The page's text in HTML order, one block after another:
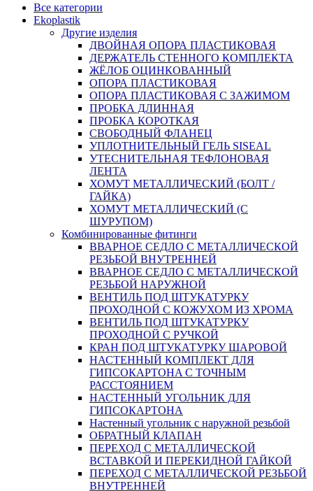
Все категории
Ekoplastik
Другие изделия
ДВОЙНАЯ ОПОРА ПЛАСТИКОВАЯ
ДЕРЖАТЕЛЬ СТЕННОГО КОМПЛЕКТА
ЖЁЛОБ ОЦИНКОВАННЫЙ
ОПОРА ПЛАСТИКОВАЯ
ОПОРА ПЛАСТИКОВАЯ С ЗАЖИМОМ
ПРОБКА ДЛИННАЯ
ПРОБКА КОРОТКАЯ
СВОБОДНЫЙ ФЛАНЕЦ
УПЛОТНИТЕЛЬНЫЙ ГЕЛЬ SISEAL
УТЕСНИТЕЛЬНАЯ ТЕФЛОНОВАЯ
ЛЕНТА
ХОМУТ МЕТАЛЛИЧЕСКИЙ (БОЛТ /
ГАЙКА)
ХОМУТ МЕТАЛЛИЧЕСКИЙ (С
ШУРУПОМ)
Комбинированные фитинги
ВВАРНОЕ СЕДЛО С МЕТАЛЛИЧЕСКОЙ
РЕЗЬБОЙ ВНУТРЕННЕЙ
ВВАРНОЕ СЕДЛО С МЕТАЛЛИЧЕСКОЙ
РЕЗЬБОЙ НАРУЖНОЙ
ВЕНТИЛЬ ПОД ШТУКАТУРКУ
ПРОХОДНОЙ С КОЖУХОМ ИЗ ХРОМА
ВЕНТИЛЬ ПОД ШТУКАТУРКУ
ПРОХОДНОЙ С РУЧКОЙ
КРАН ПОД ШТУКАТУРКУ ШАРОВОЙ
НАСТЕННЫЙ КОМПЛЕКТ ДЛЯ
ГИПСОКАРТОНA С ТОЧНЫМ
РАССТОЯНИЕМ
НАСТЕННЫЙ УГОЛЬНИК ДЛЯ
ГИПСОКАРТОНА
Настенный угольник с наружной резьбой
ОБРАТНЫЙ КЛАПАН
ПЕРЕХОД С МЕТАЛЛИЧЕСКОЙ
ВСТАВКОЙ И ПЕРЕКИДНОЙ ГАЙКОЙ
ПЕРЕХОД С МЕТАЛЛИЧЕСКОЙ РЕЗЬБОЙ
ВНУТРЕННЕЙ